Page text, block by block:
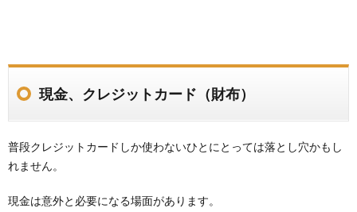
現金、クレジットカード（財布）
普段クレジットカードしか使わないひとにとっては落とし穴かもし
れません。
現金は意外と必要になる場面があります。